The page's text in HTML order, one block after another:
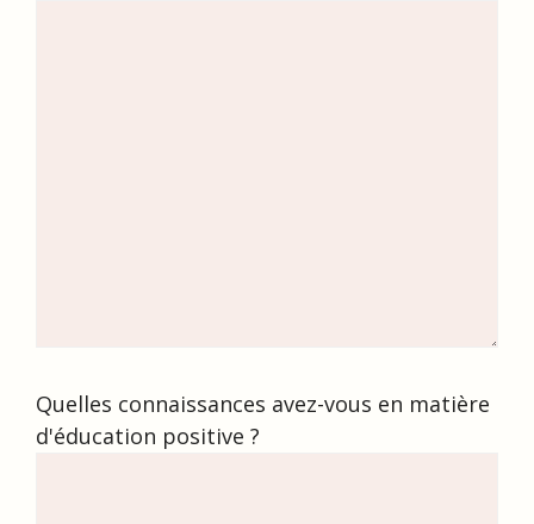
Quelles connaissances avez-vous en matière
d'éducation positive ?